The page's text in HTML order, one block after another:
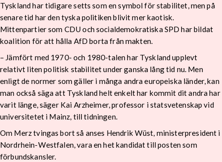
Tyskland har tidigare setts som en symbol för stabilitet, men på
senare tid har den tyska politiken blivit mer kaotisk.
Mittenpartier som CDU och socialdemokratiska SPD har bildat
koalition för att hålla AfD borta från makten.
– Jämfört med 1970- och 1980-talen har Tyskland upplevt
relativt liten politisk stabilitet under ganska lång tid nu. Men
enligt de normer som gäller i många andra europeiska länder, kan
man också säga att Tyskland helt enkelt har kommit dit andra har
varit länge, säger Kai Arzheimer, professor i statsvetenskap vid
universitetet i Mainz, till tidningen.
Om Merz tvingas bort så anses Hendrik Wüst, ministerpresident i
Nordrhein-Westfalen, vara en het kandidat till posten som
förbundskansler.